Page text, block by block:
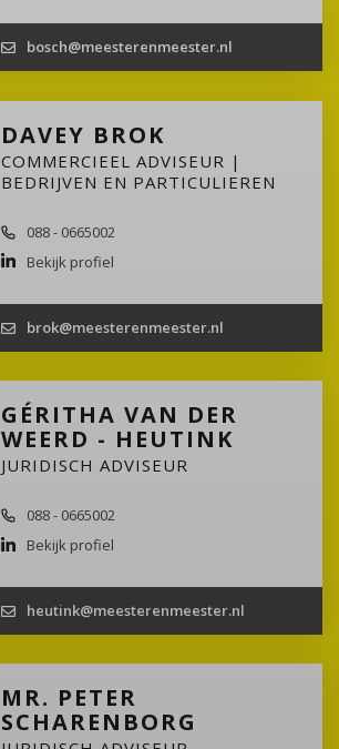
bosch@meesterenmeester.nl
DAVEY BROK
COMMERCIEEL ADVISEUR |
BEDRIJVEN EN PARTICULIEREN
088 - 0665002
Bekijk profiel
brok@meesterenmeester.nl
GÉRITHA VAN DER
WEERD - HEUTINK
JURIDISCH ADVISEUR
088 - 0665002
Bekijk profiel
heutink@meesterenmeester.nl
MR. PETER
SCHARENBORG